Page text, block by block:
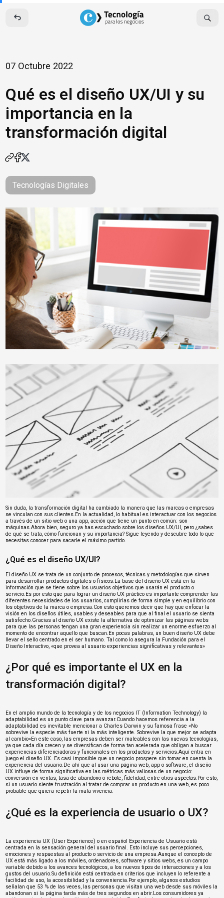
Skip
content
07 Octubre 2022
Qué es el diseño UX/UI y su
importancia en la
transformación digital
Tecnologías Digitales
Sin duda, la transformación digital ha cambiado la manera que las marcas o empresas
se vinculan con sus clientes.En la actualidad, lo habitual es interactuar con los negocios
a través de un sitio web o una app, acción que tiene un punto en común: son
máquinas.Ahora bien, seguro ya has escuchado sobre los diseños UX/UI, pero ¿sabes
de qué se trata, cómo funcionan y su importancia? Sigue leyendo y descubre todo lo que
necesitas conocer para sacarle el máximo partido.
¿Qué es el diseño UX/UI?
El diseño UX se trata de un conjunto de procesos, técnicas y metodologías que sirven
para desarrollar productos digitales o físicos.La base del diseño UX está en la
información que se tiene sobre los usuarios objetivos que usarán el producto o
servicio.Es por esto que para lograr un diseño UX práctico es importante comprender las
diferentes necesidades de los usuarios, cumplirlas de forma simple y en equilibrio con
los objetivos de la marca o empresa.Con esto queremos decir que hay que enfocar la
visión en los diseños útiles, usables y deseables para que al final el usuario se sienta
satisfecho.Gracias al diseño UX existe la alternativa de optimizar las páginas webs
para que las personas tengan una gran experiencia sin realizar un enorme esfuerzo al
momento de encontrar aquello que buscan.En pocas palabras, un buen diseño UX debe
llevar el sello centrado en el ser humano. Tal como lo asegura la Fundación para el
Diseño Interactivo, «que provea al usuario experiencias significativas y relevantes»
¿Por qué es importante el UX en la
transformación digital?
En el amplio mundo de la tecnología y de los negocios IT (Information Technology) la
adaptabilidad es un punto clave para avanzar.Cuando hacemos referencia a la
adaptabilidad es inevitable mencionar a Charles Darwin y su famosa frase «No
sobrevive la especie más fuerte ni la más inteligente. Sobrevive la que mejor se adapta
al cambio»En este caso, las empresas deben ser maleables con las nuevas tecnologías,
ya que cada día crecen y se diversifican de forma tan acelerada que obligan a buscar
experiencias diferenciadoras y funcionales en los productos y servicios.Aquí entra en
juego el diseño UX. Es casi imposible que un negocio prospere sin tomar en cuenta la
experiencia del usuario.De ahí que al usar una página web, app o software, el diseño
UX influye de forma significativa en las métricas más valiosas de un negocio:
conversión en ventas, tasa de abandono o rebote, fidelidad, entre otros aspectos.Por esto,
si un usuario siente frustración al tratar de comprar un producto en una web, es poco
probable que quiera repetir la mala vivencia.
¿Qué es la experiencia de usuario o UX?
La experiencia UX (User Experience) o en español Experiencia de Usuario está
centrada en la sensación general del usuario final. Esto incluye sus percepciones,
emociones y respuestas al producto o servicio de una empresa.Aunque el concepto de
UX está más ligado a los móviles, ordenadores, software y sitios webs, es un campo
variable debido a los avances tecnológicos, a los nuevos tipos de interacciones y a los
gustos del usuario.Su definición está centrada en criterios que incluyen lo referente a
facilidad de uso, la accesibilidad y la conveniencia.Por ejemplo, algunos estudios
señalan que 53 % de las veces, las personas que visitan una web desde sus móviles la
abandonan si la página tarda más de tres segundos en abrir.Los consumidores ya